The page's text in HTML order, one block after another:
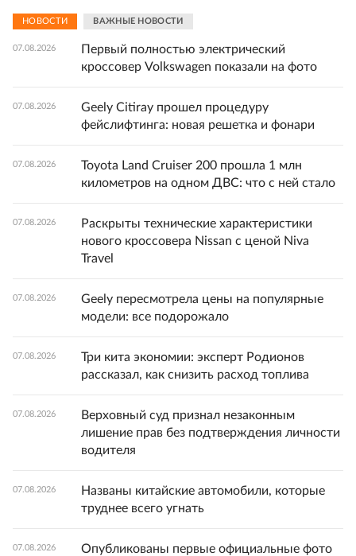
НОВОСТИ ВАЖНЫЕ НОВОСТИ
07.08.2026
Первый полностью электрический
кроссовер Volkswagen показали на фото
07.08.2026
Geely Citiray прошел процедуру
фейслифтинга: новая решетка и фонари
07.08.2026
Toyota Land Cruiser 200 прошла 1 млн
километров на одном ДВС: что с ней стало
07.08.2026
Раскрыты технические характеристики
нового кроссовера Nissan с ценой Niva
Travel
07.08.2026
Geely пересмотрела цены на популярные
модели: все подорожало
07.08.2026
Три кита экономии: эксперт Родионов
рассказал, как снизить расход топлива
07.08.2026
Верховный суд признал незаконным
лишение прав без подтверждения личности
водителя
07.08.2026
Названы китайские автомобили, которые
труднее всего угнать
07.08.2026
Опубликованы первые официальные фото